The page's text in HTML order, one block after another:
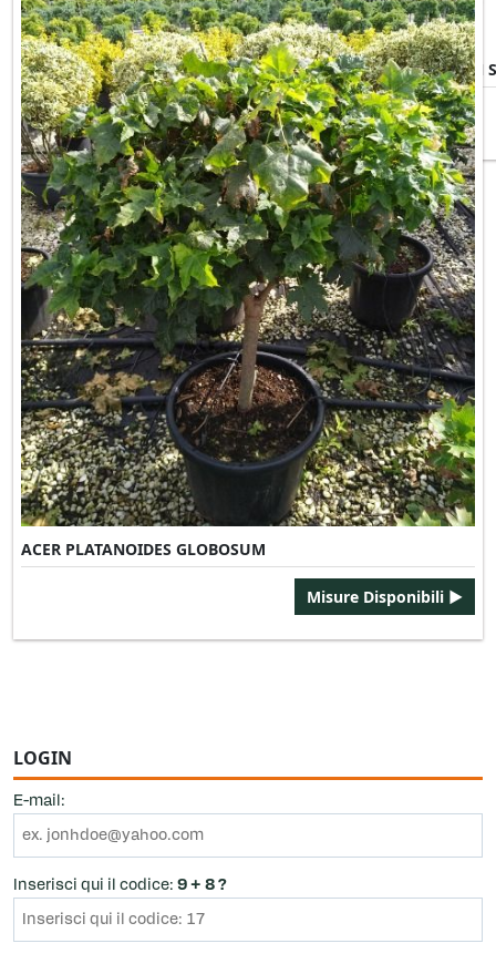
ACER PLATANOIDES CRIMSON
ACER PLATANOIDES GLOBOSUM
Misure Disponibili ►
LOGIN
E-mail:
Inserisci qui il codice: 9 + 8 ?